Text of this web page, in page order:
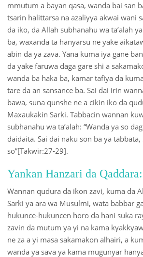
mmutum a bayan qasa, wanda bai san
tsarin halittarsa na azaliyya akwai wani
da iko, da Allah subhanahu wa ta’alah
ba, waxanda ta hanyarsu ne yake
abin da ya zava. Yana kuma iya gane
da yake faruwa daga gare shi a
wanda ba haka ba, kamar tafiya da
tare da an sansance ba. Sai dai irin
bawa, suna qunshe ne a cikin iko da
Maxaukakin Sarki. Tabbacin wannan
subhanahu wa ta’alah: “Wanda ya so
daidaita. Sai dai naku son ba ya
so”[Takwir:27-29].
Yankan Hanzari da Qaddara:
Wannan qudura da ikon zavi, kuma da
Sarki ya ara wa Musulmi, wata babbar
hukunce-hukuncen horo da hani suka
zavin da mutum ya yi na kama
ne za a yi masa sakamakon alhairi, a
wanda ya sava ya kama mugunyar